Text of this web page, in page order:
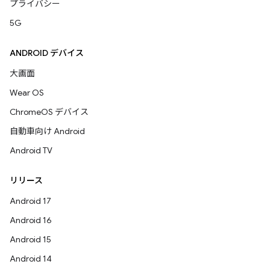
プライバシー
5G
ANDROID デバイス
大画面
Wear OS
ChromeOS デバイス
自動車向け Android
Android TV
リリース
Android 17
Android 16
Android 15
Android 14